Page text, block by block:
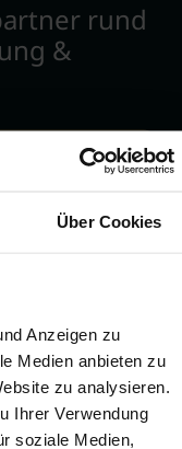
Über Cookies
Anzeigen zu
Medien anbieten zu
zu analysieren.
Ihrer Verwendung
soziale Medien,
rund
&
registrieren